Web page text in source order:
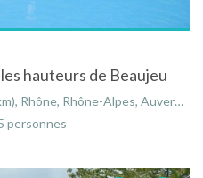
hauteurs de Beaujeu
Alpes, Auvergne-Rhône-Alpes, France
personnes